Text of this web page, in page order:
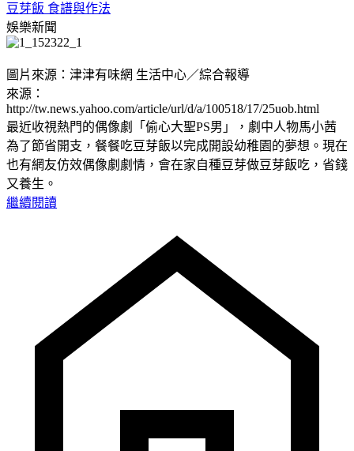
豆芽飯 食譜與作法
娛樂新聞
圖片來源：津津有味網 生活中心／綜合報導
來源：
http://tw.news.yahoo.com/article/url/d/a/100518/17/25uob.html
最近收視熱門的偶像劇「偷心大聖PS男」，劇中人物馬小茜
為了節省開支，餐餐吃豆芽飯以完成開設幼稚園的夢想。現在
也有網友仿效偶像劇劇情，會在家自種豆芽做豆芽飯吃，省錢
又養生。
繼續閱讀